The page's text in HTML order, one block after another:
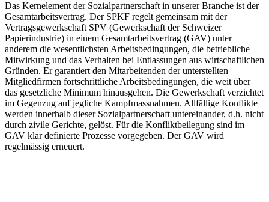
Das Kernelement der Sozialpartnerschaft in unserer Branche ist der
Gesamtarbeitsvertrag. Der SPKF regelt gemeinsam mit der
Vertragsgewerkschaft SPV (Gewerkschaft der Schweizer
Papierindustrie) in einem Gesamtarbeitsvertrag (GAV) unter
anderem die wesentlichsten Arbeitsbedingungen, die betriebliche
Mitwirkung und das Verhalten bei Entlassungen aus wirtschaftlichen
Gründen. Er garantiert den Mitarbeitenden der unterstellten
Mitgliedfirmen fortschrittliche Arbeitsbedingungen, die weit über
das gesetzliche Minimum hinausgehen. Die Gewerkschaft verzichtet
im Gegenzug auf jegliche Kampfmassnahmen. Allfällige Konflikte
werden innerhalb dieser Sozialpartnerschaft untereinander, d.h. nicht
durch zivile Gerichte, gelöst. Für die Konfliktbeilegung sind im
GAV klar definierte Prozesse vorgegeben. Der GAV wird
regelmässig erneuert.